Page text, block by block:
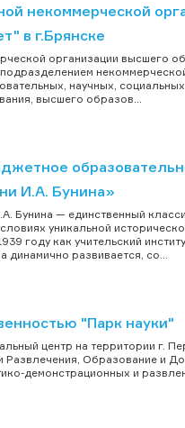
некоммерческой
в г.Брянске
организации высшего
научных,
высшего образов...
И.А. Бунина»
Бунина — единственный
уникальной
году как учительский
развивается, со...
"Парк науки"
центр на территории г.
Развлечения, Образование и
демонстрационных и